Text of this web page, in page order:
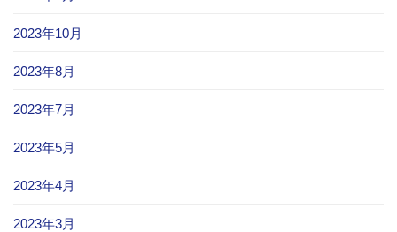
2023年10月
2023年8月
2023年7月
2023年5月
2023年4月
2023年3月